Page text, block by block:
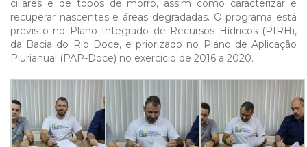
ciliares e de topos de morro, assim como caracterizar e
recuperar nascentes e áreas degradadas. O programa está
previsto no Plano Integrado de Recursos Hídricos (PIRH),
da Bacia do Rio Doce, e priorizado no Plano de Aplicação
Plurianual (PAP-Doce) no exercício de 2016 a 2020.